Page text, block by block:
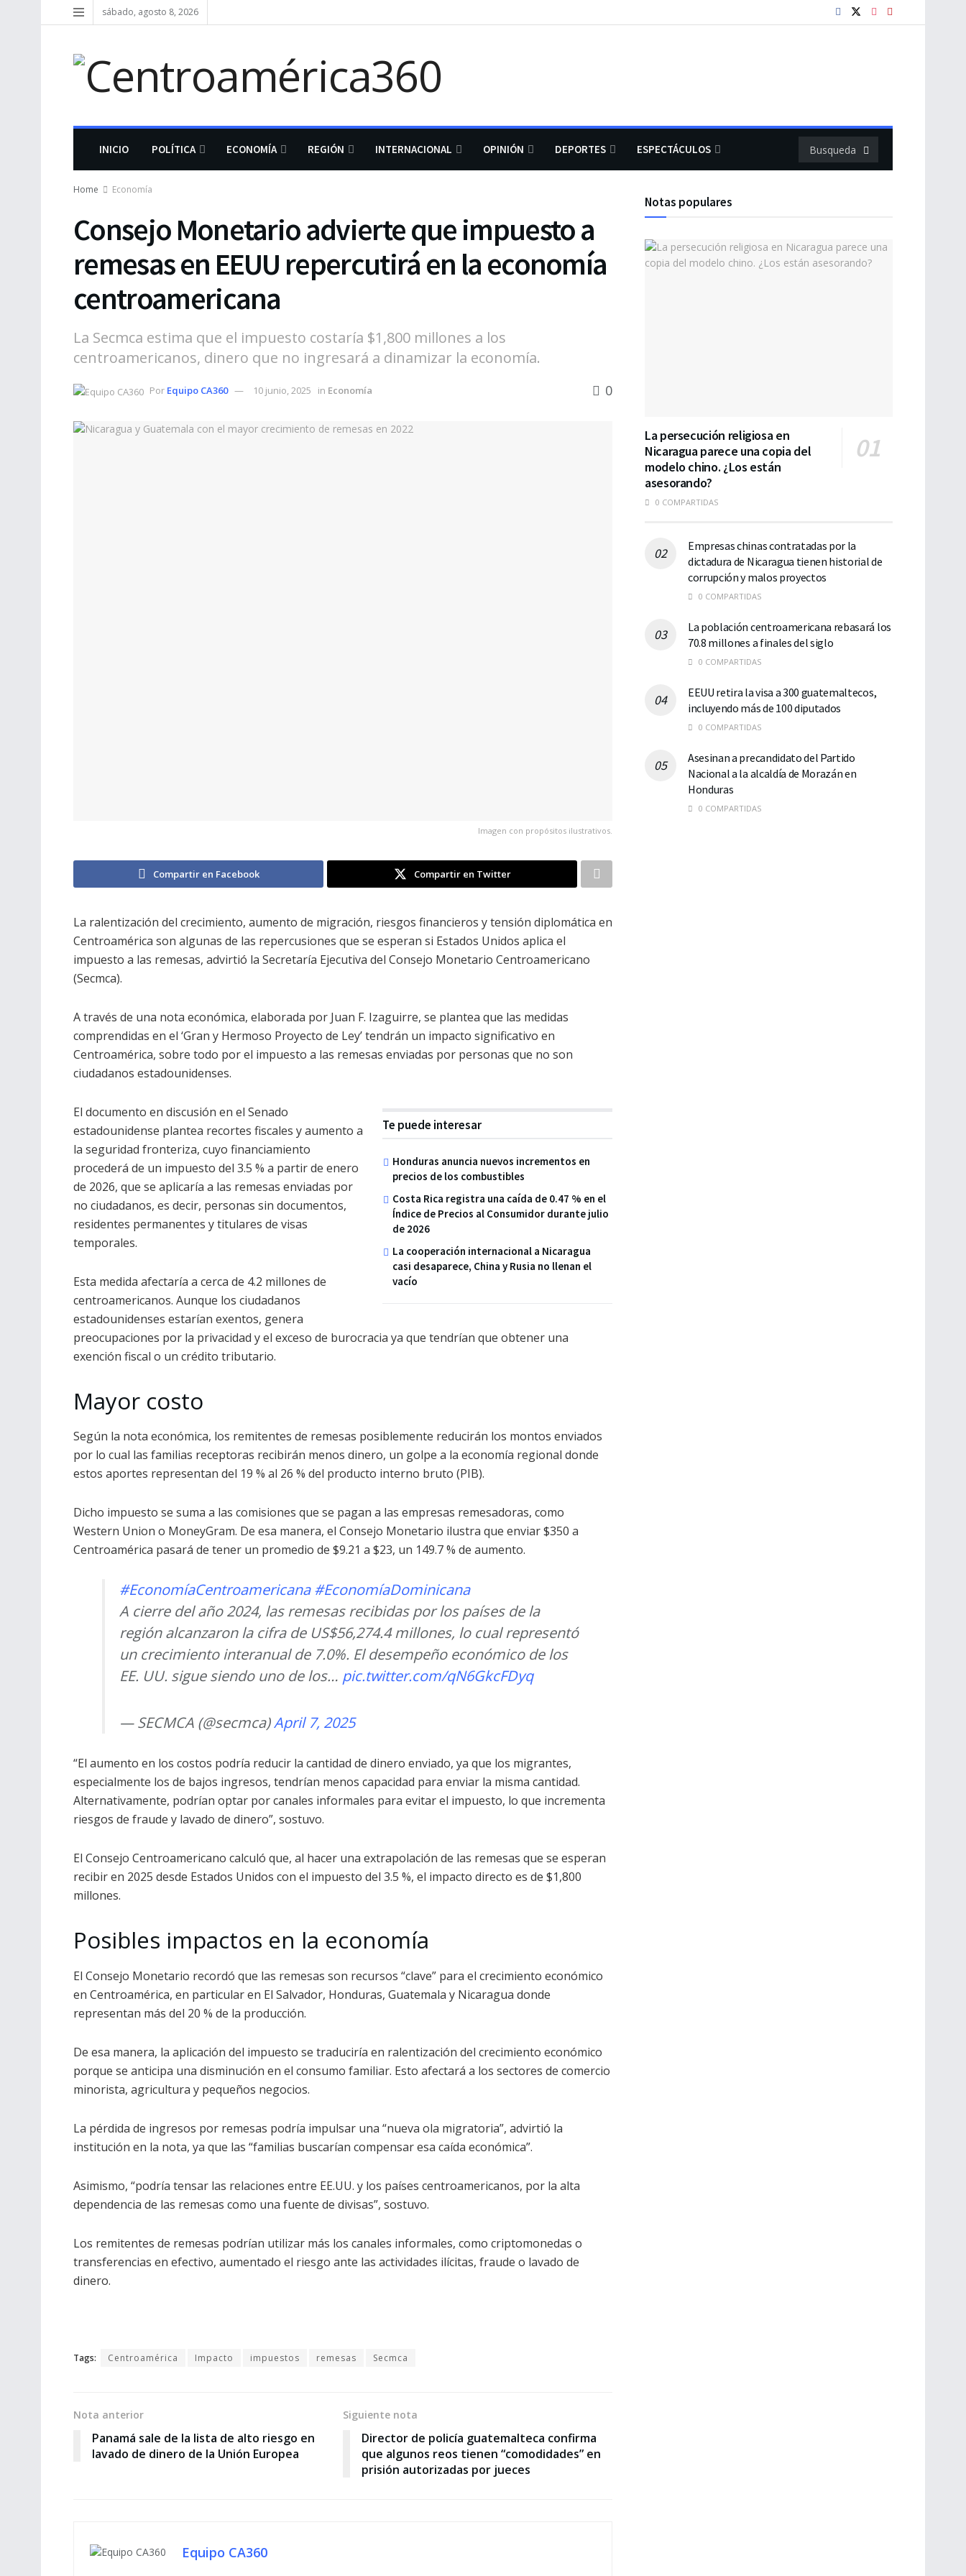
sábado, agosto 8, 2026
INICIO POLÍTICA ECONOMÍA REGIÓN INTERNACIONAL OPINIÓN DEPORTES ESPECTÁCULOS
Home Economía
Consejo Monetario advierte que impuesto a
remesas en EEUU repercutirá en la economía
centroamericana
La Secmca estima que el impuesto costaría $1,800 millones a los
centroamericanos, dinero que no ingresará a dinamizar la economía.
Por Equipo CA360 10 junio, 2025 in Economía 0
Imagen con propósitos ilustrativos.
Compartir en Facebook Compartir en Twitter
La ralentización del crecimiento, aumento de migración, riesgos financieros y tensión diplomática en
Centroamérica son algunas de las repercusiones que se esperan si Estados Unidos aplica el
impuesto a las remesas, advirtió la Secretaría Ejecutiva del Consejo Monetario Centroamericano
(Secmca).
A través de una nota económica, elaborada por Juan F. Izaguirre, se plantea que las medidas
comprendidas en el ‘Gran y Hermoso Proyecto de Ley’ tendrán un impacto significativo en
Centroamérica, sobre todo por el impuesto a las remesas enviadas por personas que no son
ciudadanos estadounidenses.
Te puede interesar
Honduras anuncia nuevos incrementos en
precios de los combustibles
Costa Rica registra una caída de 0.47 % en el
Índice de Precios al Consumidor durante julio
de 2026
La cooperación internacional a Nicaragua
casi desaparece, China y Rusia no llenan el
vacío
El documento en discusión en el Senado
estadounidense plantea recortes fiscales y aumento a
la seguridad fronteriza, cuyo financiamiento
procederá de un impuesto del 3.5 % a partir de enero
de 2026, que se aplicaría a las remesas enviadas por
no ciudadanos, es decir, personas sin documentos,
residentes permanentes y titulares de visas
temporales.
Esta medida afectaría a cerca de 4.2 millones de
centroamericanos. Aunque los ciudadanos
estadounidenses estarían exentos, genera
preocupaciones por la privacidad y el exceso de burocracia ya que tendrían que obtener una
exención fiscal o un crédito tributario.
Mayor costo
Según la nota económica, los remitentes de remesas posiblemente reducirán los montos enviados
por lo cual las familias receptoras recibirán menos dinero, un golpe a la economía regional donde
estos aportes representan del 19 % al 26 % del producto interno bruto (PIB).
Dicho impuesto se suma a las comisiones que se pagan a las empresas remesadoras, como
Western Union o MoneyGram. De esa manera, el Consejo Monetario ilustra que enviar $350 a
Centroamérica pasará de tener un promedio de $9.21 a $23, un 149.7 % de aumento.
#EconomíaCentroamericana #EconomíaDominicana
A cierre del año 2024, las remesas recibidas por los países de la
región alcanzaron la cifra de US$56,274.4 millones, lo cual representó
un crecimiento interanual de 7.0%. El desempeño económico de los
EE. UU. sigue siendo uno de los… pic.twitter.com/qN6GkcFDyq
— SECMCA (@secmca)April 7, 2025
“El aumento en los costos podría reducir la cantidad de dinero enviado, ya que los migrantes,
especialmente los de bajos ingresos, tendrían menos capacidad para enviar la misma cantidad.
Alternativamente, podrían optar por canales informales para evitar el impuesto, lo que incrementa
riesgos de fraude y lavado de dinero”, sostuvo.
El Consejo Centroamericano calculó que, al hacer una extrapolación de las remesas que se esperan
recibir en 2025 desde Estados Unidos con el impuesto del 3.5 %, el impacto directo es de $1,800
millones.
Posibles impactos en la economía
El Consejo Monetario recordó que las remesas son recursos “clave” para el crecimiento económico
en Centroamérica, en particular en El Salvador, Honduras, Guatemala y Nicaragua donde
representan más del 20 % de la producción.
De esa manera, la aplicación del impuesto se traduciría en ralentización del crecimiento económico
porque se anticipa una disminución en el consumo familiar. Esto afectará a los sectores de comercio
minorista, agricultura y pequeños negocios.
La pérdida de ingresos por remesas podría impulsar una “nueva ola migratoria”, advirtió la
institución en la nota, ya que las “familias buscarían compensar esa caída económica”.
Asimismo, “podría tensar las relaciones entre EE.UU. y los países centroamericanos, por la alta
dependencia de las remesas como una fuente de divisas”, sostuvo.
Los remitentes de remesas podrían utilizar más los canales informales, como criptomonedas o
transferencias en efectivo, aumentado el riesgo ante las actividades ilícitas, fraude o lavado de
dinero.
Tags: Centroamérica Impacto impuestos remesas Secmca
Nota anterior
Panamá sale de la lista de alto riesgo en
lavado de dinero de la Unión Europea
Siguiente nota
Director de policía guatemalteca confirma
que algunos reos tienen “comodidades” en
prisión autorizadas por jueces
Equipo CA360
Notas populares
La persecución religiosa en
Nicaragua parece una copia del
modelo chino. ¿Los están
asesorando?
0 COMPARTIDAS
Empresas chinas contratadas por la
dictadura de Nicaragua tienen historial de
corrupción y malos proyectos
0 COMPARTIDAS
La población centroamericana rebasará los
70.8 millones a finales del siglo
0 COMPARTIDAS
EEUU retira la visa a 300 guatemaltecos,
incluyendo más de 100 diputados
0 COMPARTIDAS
Asesinan a precandidato del Partido
Nacional a la alcaldía de Morazán en
Honduras
0 COMPARTIDAS